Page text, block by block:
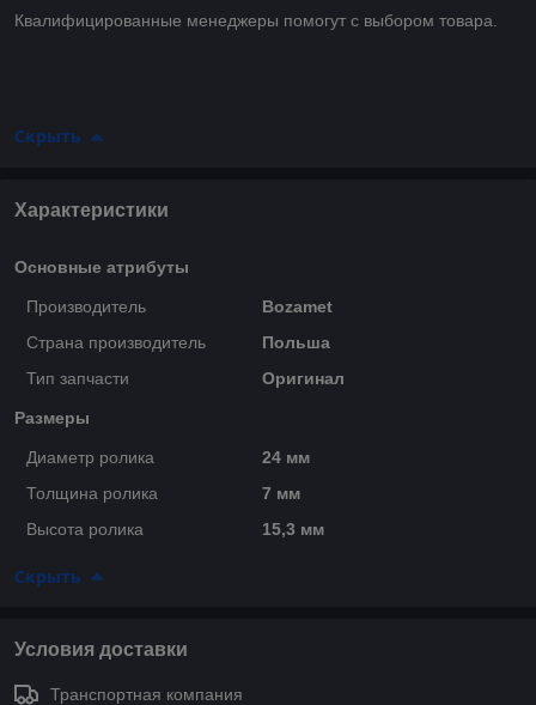
Квалифицированные менеджеры помогут с выбором товара.
Скрыть
Характеристики
Основные атрибуты
Производитель
Bozamet
Страна производитель
Польша
Тип запчасти
Оригинал
Размеры
Диаметр ролика
24 мм
Толщина ролика
7 мм
Высота ролика
15,3 мм
Скрыть
Условия доставки
Транспортная компания